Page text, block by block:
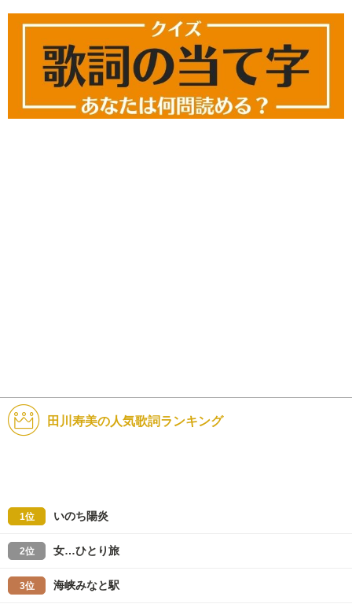
田川寿美の人気歌詞ランキング
1位 いのち陽炎
2位 女…ひとり旅
3位 海峡みなと駅